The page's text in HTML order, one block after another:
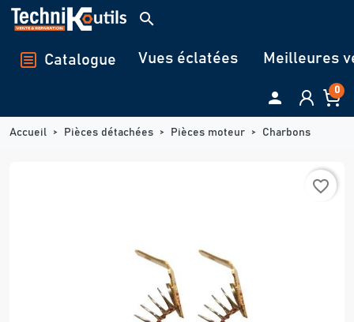
Panneau de gestion des cookies
search
Catalogue Vues éclatées Meilleures
 0
Accueil Pièces détachées Pièces moteur Charbons
favorite_border